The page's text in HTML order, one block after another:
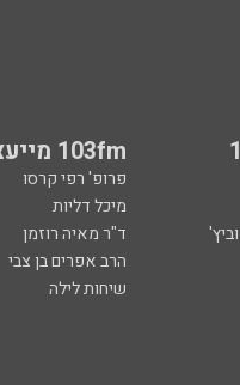
103fm מייעצים
פרופ' רפי קרסו
מיכל דליות
ד"ר מאיה רוזמן
הרב אפרים בן צבי
שיחות לילה